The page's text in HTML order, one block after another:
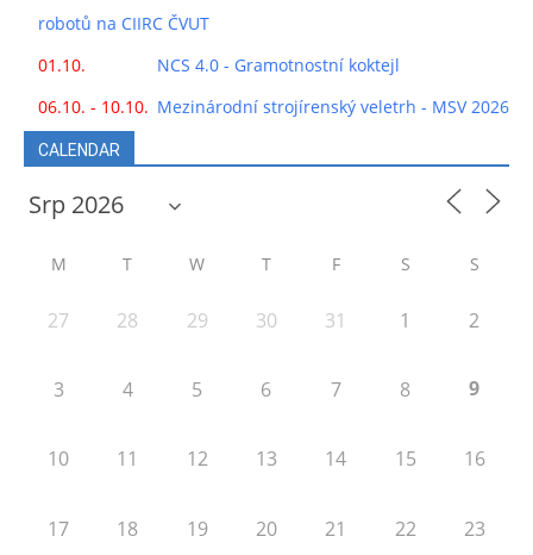
robotů na CIIRC ČVUT
01.10.
NCS 4.0 - Gramotnostní koktejl
06.10. - 10.10. Mezinárodní strojírenský veletrh - MSV 2026
CALENDAR
M T W T F S S
27 28 29 30 31 1 2
3 4 5 6 7 8 9
10 11 12 13 14 15 16
17 18 19 20 21 22 23